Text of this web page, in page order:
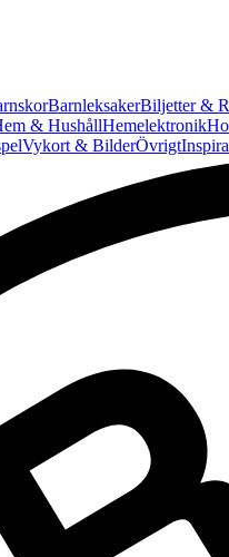
BarnleksakerBiljetter &
& HushållHemelektronik
Vykort & BilderÖvrigt